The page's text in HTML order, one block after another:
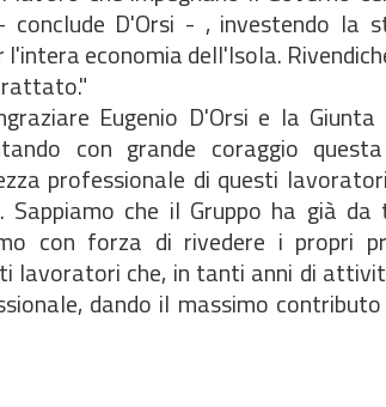
D'Orsi - , investendo la
economia dell'Isola.
Eugenio D'Orsi e la
con grande coraggio
professionale di questi
che il Gruppo ha già da
con forza di rivedere i propri
lavoratori che, in tanti anni di
dando il massimo